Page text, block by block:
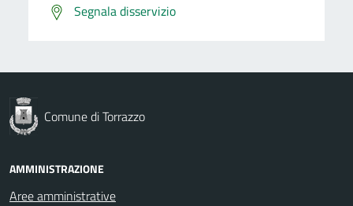
Segnala disservizio
Comune di Torrazzo
AMMINISTRAZIONE
Aree amministrative